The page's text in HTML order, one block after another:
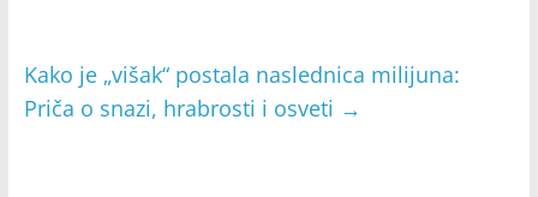
Kako je „višak“ postala naslednica milijuna:
Priča o snazi, hrabrosti i osveti →